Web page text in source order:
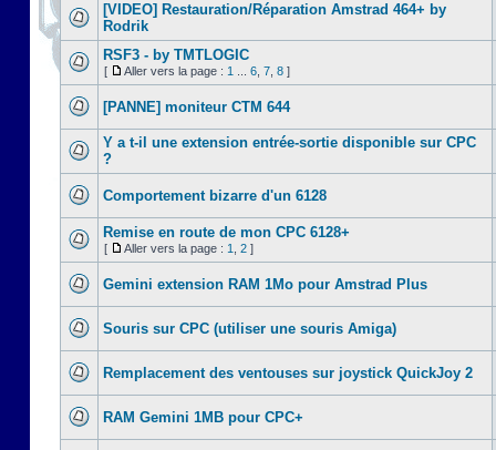
[VIDEO] Restauration/Réparation Amstrad 464+ by
Rodrik
RSF3 - by TMTLOGIC
[ Aller vers la page : 1 6 7 8 ]
[PANNE] moniteur CTM 644
Y a t-il une extension entrée-sortie disponible sur CPC
?
Comportement bizarre d'un 6128
Remise en route de mon CPC 6128+
[ Aller vers la page : 1 2 ]
Gemini extension RAM 1Mo pour Amstrad Plus
Souris sur CPC (utiliser une souris Amiga)
Remplacement des ventouses sur joystick QuickJoy 2
RAM Gemini 1MB pour CPC+